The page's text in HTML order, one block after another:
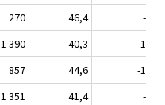
270 46,4
-2,8
1 390 40,3
-12,0
857 44,6
-13,6
1 351 41,4
-4,9